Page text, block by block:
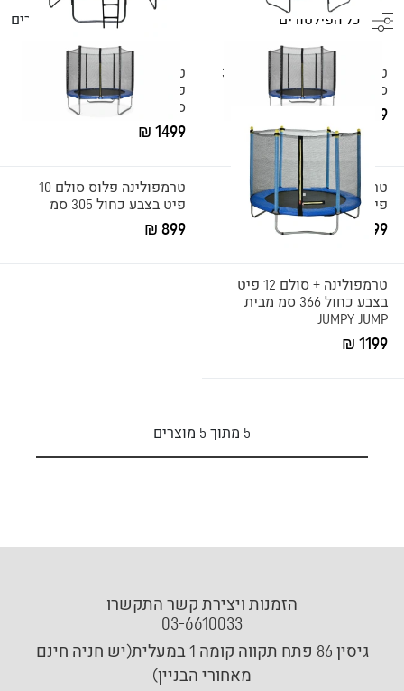
מוצרים
טרמפולינה 10 פיט 3.05X2.55
סמ 59103 מבית Bestway
949 ₪
סמ FRA366
1499 ₪
טרמפולינה פלוס סולם 14
פיט בצבע כחולה 427 סמ
1399 ₪
טרמפולינה פלוס סולם 10
פיט בצבע כחול 305 סמ
899 ₪
טרמפולינה + סולם 12 פיט
בצבע כחול 366 סמ מבית
JUMPY JUMP
1199 ₪
5 מתוך 5 מוצרים
הזמנות ויצירת קשר התקשרו
03-6610033
גיסין 86 פתח תקווה קומה 1 במעלית(יש חניה חינם
מאחורי הבניין)